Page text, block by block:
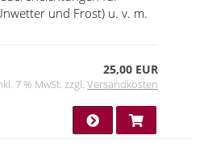
und Frost) u. v. m.
25,00 EUR
7 % MwSt. zzgl.Versandkosten